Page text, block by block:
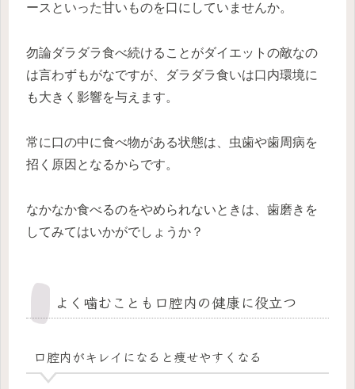
ースといった甘いものを口にしていませんか。
勿論ダラダラ食べ続けることがダイエットの敵なの
は言わずもがなですが、ダラダラ食いは口内環境に
も大きく影響を与えます。
常に口の中に食べ物がある状態は、虫歯や歯周病を
招く原因となるからです。
なかなか食べるのをやめられないときは、歯磨きを
してみてはいかがでしょうか？
よく噛むことも口腔内の健康に役立つ
口腔内がキレイになると痩せやすくなる